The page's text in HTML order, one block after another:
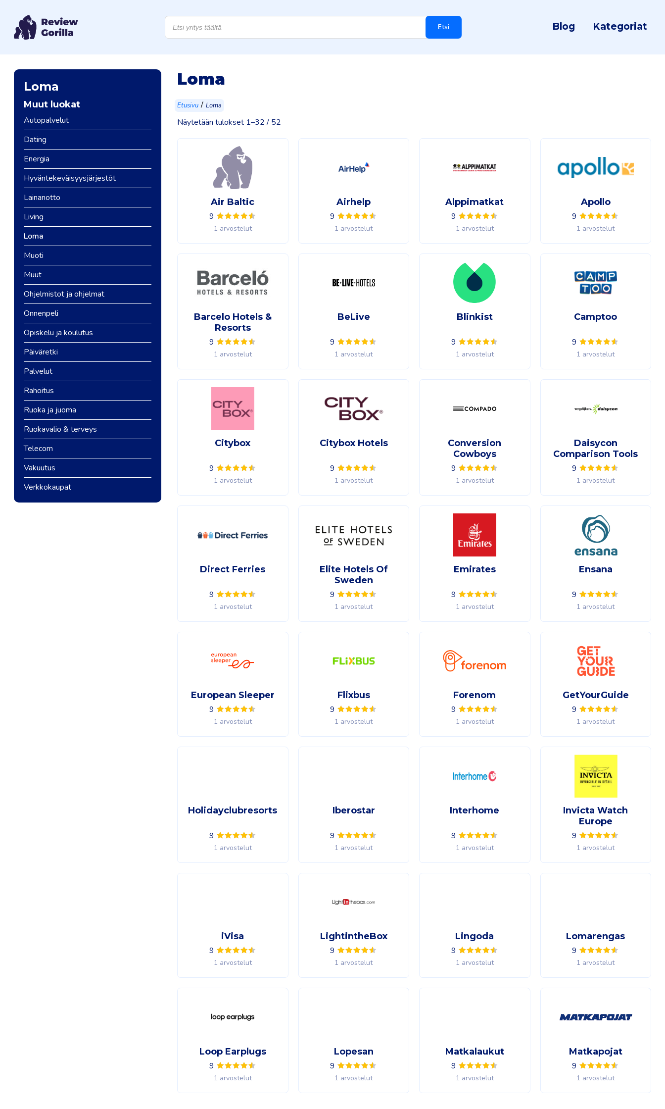
Products
search Etsi Blog Kategoriat
Loma
Muut luokat
Autopalvelut
Dating
Energia
Hyväntekeväisyysjärjestöt
Lainanotto
Living
Loma
Muoti
Muut
Ohjelmistot ja ohjelmat
Onnenpeli
Opiskelu ja koulutus
Päiväretki
Palvelut
Rahoitus
Ruoka ja juoma
Ruokavalio & terveys
Telecom
Vakuutus
Verkkokaupat
Loma
Etusivu / Loma
Näytetään tulokset 1–32 / 52
Air Baltic
9
1 arvostelut
Airhelp
9
1 arvostelut
Alppimatkat
9
1 arvostelut
Apollo
9
1 arvostelut
Barcelo Hotels &
Resorts
9
1 arvostelut
BeLive
9
1 arvostelut
Blinkist
9
1 arvostelut
Camptoo
9
1 arvostelut
Citybox
9
1 arvostelut
Citybox Hotels
9
1 arvostelut
Conversion
Cowboys
9
1 arvostelut
Daisycon
Comparison Tools
9
1 arvostelut
Direct Ferries
9
1 arvostelut
Elite Hotels Of
Sweden
9
1 arvostelut
Emirates
9
1 arvostelut
Ensana
9
1 arvostelut
European Sleeper
9
1 arvostelut
Flixbus
9
1 arvostelut
Forenom
9
1 arvostelut
GetYourGuide
9
1 arvostelut
Holidayclubresorts
9
1 arvostelut
Iberostar
9
1 arvostelut
Interhome
9
1 arvostelut
Invicta Watch
Europe
9
1 arvostelut
iVisa
9
1 arvostelut
LightintheBox
9
1 arvostelut
Lingoda
9
1 arvostelut
Lomarengas
9
1 arvostelut
Loop Earplugs
9
1 arvostelut
Lopesan
9
1 arvostelut
Matkalaukut
9
1 arvostelut
Matkapojat
9
1 arvostelut